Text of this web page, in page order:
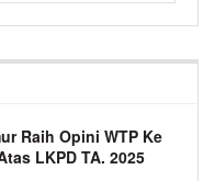
Raih Opini WTP Ke
LKPD TA. 2025